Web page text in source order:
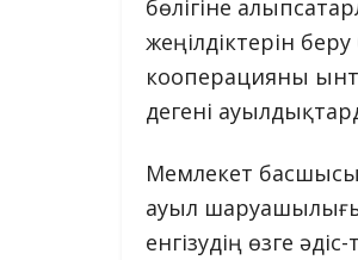
бөлігіне
жеңілдіктерін
кооперацияны
дегені
Мемлекет
ауыл
енгізудің өзге